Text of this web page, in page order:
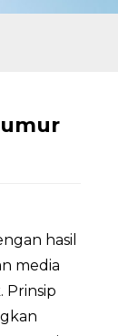
hasil
media
Prinsip